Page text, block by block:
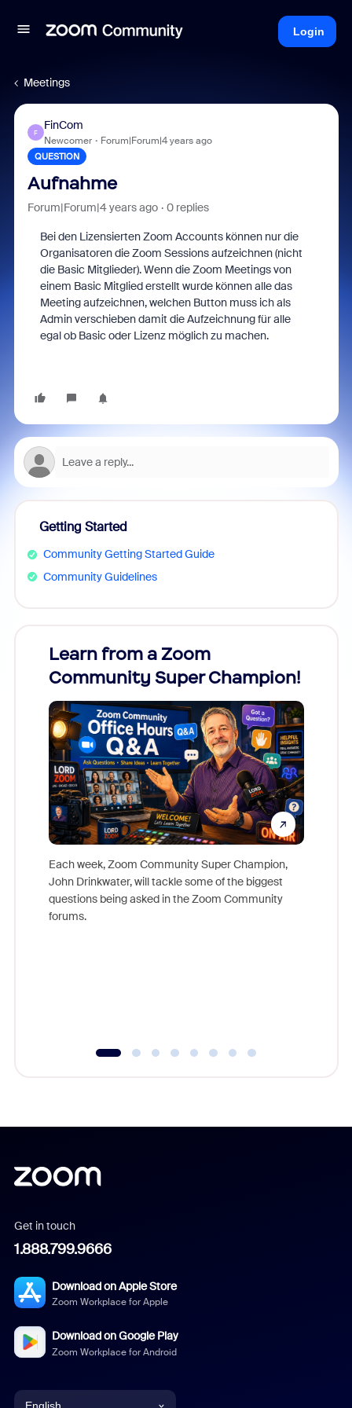
Login
Meetings
F
FinCom
Newcomer Forum|Forum|4 years ago
QUESTION
Aufnahme
Forum|Forum|4 years ago 0 replies
Bei den Lizensierten Zoom Accounts können nur die
Organisatoren die Zoom Sessions aufzeichnen (nicht
die Basic Mitglieder). Wenn die Zoom Meetings von
einem Basic Mitglied erstellt wurde können alle das
Meeting aufzeichnen, welchen Button muss ich als
Admin verschieben damit die Aufzeichnung für alle
egal ob Basic oder Lizenz möglich zu machen.
Getting Started
Community Getting Started Guide
Community Guidelines
Learn from a Zoom
Community Super Champion!
Each week, Zoom Community Super Champion,
John Drinkwater, will tackle some of the biggest
questions being asked in the Zoom Community
forums.
Get in touch
1.888.799.9666
Download on Apple Store
Zoom Workplace for Apple
Download on Google Play
Zoom Workplace for Android